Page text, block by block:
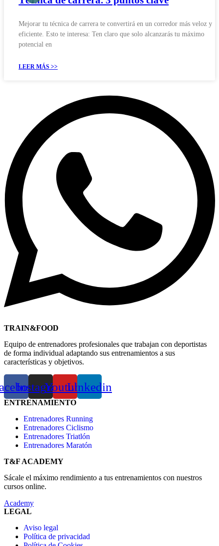
Mejorar tu técnica de carrera te convertirá en un corredor más veloz y
eficiente. Esto te interesa: Ten claro que solo alcanzarás tu máximo
potencial en
LEER MÁS >>
TRAIN&FOOD
Equipo de entrenadores profesionales que trabajan con deportistas
de forma individual adaptando sus entrenamientos a sus
características y objetivos.
InstagramYoutubeLinkedin
ENTRENAMIENTO
Entrenadores Running
Entrenadores Ciclismo
Entrenadores Triatlón
Entrenadores Maratón
T&F ACADEMY
Sácale el máximo rendimiento a tus entrenamientos con nuestros
cursos online.
Academy
LEGAL
Aviso legal
Política de privacidad